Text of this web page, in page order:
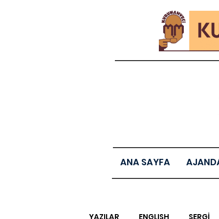
ANA SAYFA
YAZILAR ENGLISH SERGİ